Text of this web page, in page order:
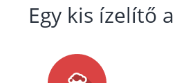
Egy kis ízelítő